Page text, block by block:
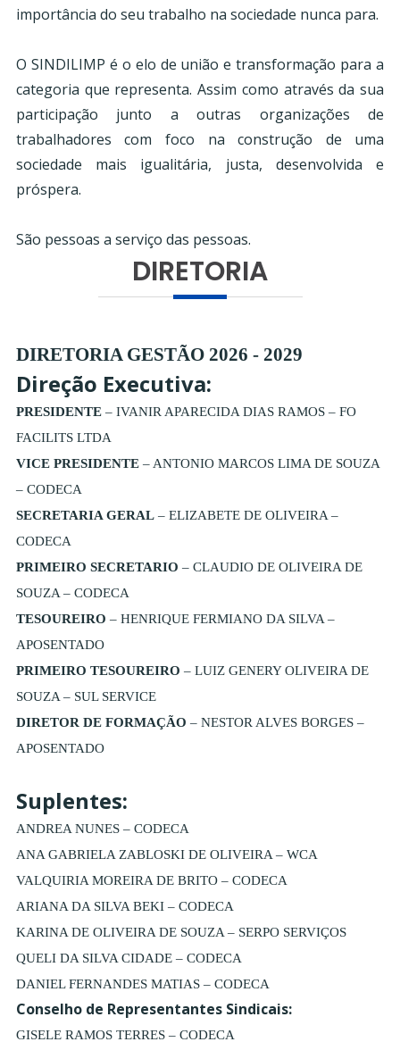
importância do seu trabalho na sociedade nunca para.
O SINDILIMP é o elo de união e transformação para a
categoria que representa. Assim como através da sua
participação junto a outras organizações de
trabalhadores com foco na construção de uma
sociedade mais igualitária, justa, desenvolvida e
próspera.
São pessoas a serviço das pessoas.
DIRETORIA
DIRETORIA GESTÃO 2026 - 2029
Direção Executiva:
PRESIDENTE – IVANIR APARECIDA DIAS RAMOS – FO
FACILITS LTDA
VICE PRESIDENTE – ANTONIO MARCOS LIMA DE SOUZA
– CODECA
SECRETARIA GERAL – ELIZABETE DE OLIVEIRA –
CODECA
PRIMEIRO SECRETARIO – CLAUDIO DE OLIVEIRA DE
SOUZA – CODECA
TESOUREIRO – HENRIQUE FERMIANO DA SILVA –
APOSENTADO
PRIMEIRO TESOUREIRO – LUIZ GENERY OLIVEIRA DE
SOUZA – SUL SERVICE
DIRETOR DE FORMAÇÃO – NESTOR ALVES BORGES –
APOSENTADO
Suplentes:
ANDREA NUNES – CODECA
ANA GABRIELA ZABLOSKI DE OLIVEIRA – WCA
VALQUIRIA MOREIRA DE BRITO – CODECA
ARIANA DA SILVA BEKI – CODECA
KARINA DE OLIVEIRA DE SOUZA – SERPO SERVIÇOS
QUELI DA SILVA CIDADE – CODECA
DANIEL FERNANDES MATIAS – CODECA
Conselho de Representantes Sindicais:
GISELE RAMOS TERRES – CODECA